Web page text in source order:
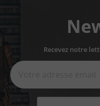
Recevez notre